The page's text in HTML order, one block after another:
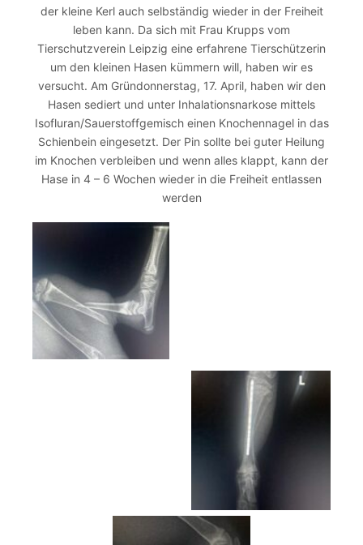
der kleine Kerl auch selbständig wieder in der Freiheit
leben kann. Da sich mit Frau Krupps vom
Tierschutzverein Leipzig eine erfahrene Tierschützerin
um den kleinen Hasen kümmern will, haben wir es
versucht. Am Gründonnerstag, 17. April, haben wir den
Hasen sediert und unter Inhalationsnarkose mittels
Isofluran/Sauerstoffgemisch einen Knochennagel in das
Schienbein eingesetzt. Der Pin sollte bei guter Heilung
im Knochen verbleiben und wenn alles klappt, kann der
Hase in 4 – 6 Wochen wieder in die Freiheit entlassen
werden